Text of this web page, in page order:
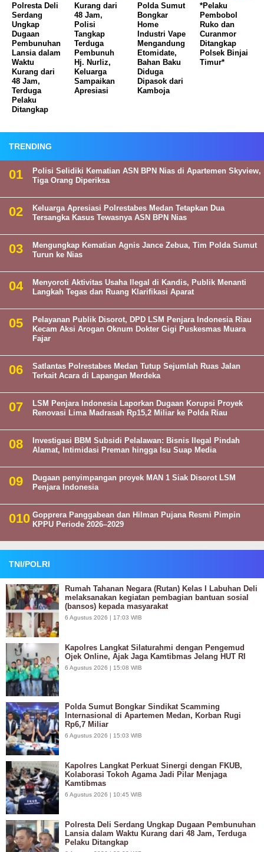
Polresta Deli
Serdang
Ungkap
Dugaan
Pembunuhan
Lansia dalam
Waktu
Kurang dari
48 Jam,
Terduga
Pelaku
Ditangkap
Kurang dari
48 Jam,
Polisi
Tangkap
Terduga
Pembunuh
Hj. Nurliz,
Keluarga
Sampaikan
Apresiasi
Polda Sumut
Bongkar
Home
Industri Vape
Mengandung
Etomidate,
Bahan Baku
Diduga
Dipasok dari
Kamboja
*Pelaku
Pembobol
Ruko dan
Curanmor
Ditangkap
Polsek Binjai
Timur*
TRENDING
Polisi Selidiki Kematian ASN BPN Nias di Apartemen Skyview,
Tiga Orang Diperiksa
Keluarga Apresiasi Polrestabes Medan Tetapkan Dua
Tersangka Kasus Tewasnya ASN BPN Nias
Mengungkap Kematian Agnis Jance Zebua, Tim Polda Sumut
Turun ke Nias
Menyoroti Aktivitas Usaha Ilegal di Kandis, Publik Menanti
Langkah Tegas dan Ruang Klarifikasi Aparat
Pelayanan Publik Disorot, DPD LSM Penjara Indonesia Riau
Kecam Aksi Arogan Oknum Dokter Gigi Puskesmas Muara
Fajar
Satlantas Polrestabes Medan Tutup Sejumlah Ruas Jalan
Terkait Acara di Lapangan Merdeka
LSM Penjara Indonesia Laporkan Dugaan Korupsi Proyek
Renovasi Lima Madrasah Rp15,2 Miliar ke Polda Riau
Investigasi BBM Subsidi Pelalawan: Bisnis Ilegal Pindah
Alamat, Intimidasi Preman hingga Isu Suap Media
Dugaan penyimpangan proyek MAN 1 Siak Disorot LSM
Penjara Indonesia
Gopprera Panggabean dan Hilman Pujana Resmi Pimpin
KPPU Periode 2026–2029
TNI/POLRI
Rumah Tahanan Negara (Rutan) Kelas I Labuhan Deli
melaksanakan kegiatan pembagian bantuan sosial
(bansos) kepada masyarakat
6 Agustus 2026 | 17:03 WIB
Kapolres Langkat Silaturahmi dengan Pengemud
Ojek Online, Ajak Jaga Kamtibmas Jelang HUT RI
6 Agustus 2026 | 15:08 WIB
Polda Sumut Bongkar Sindikat Scamming
Internasional di Apartemen Medan, Korban Rugi
Rp6,7 Miliar
6 Agustus 2026 | 15:03 WIB
Kapolres Langkat Perkuat Sinergi dengan FKUB,
Kolaborasi Tokoh Agama Jadi Pilar Menjaga
Kamtibmas
6 Agustus 2026 | 10:45 WIB
Polresta Deli Serdang Ungkap Dugaan Pembunuhan
Lansia dalam Waktu Kurang dari 48 Jam, Terduga
Pelaku Ditangkap